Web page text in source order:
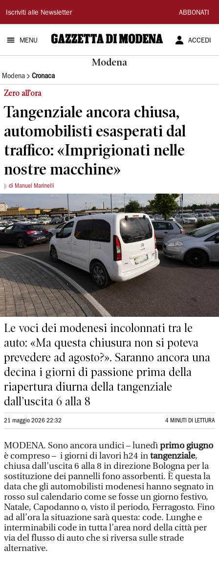
Gazzetta
di
Modena
Iscriviti alle Newsletter ABBONATI
MENU ACCEDI
Modena
Modena Cronaca
Zero all’ora
Tangenziale ancora chiusa,
automobilisti esasperati dal
traffico: «Imprigionati nelle
nostre macchine»
di Manuel Marinelli
Le voci dei modenesi incolonnati tra le
auto: «Ma questa chiusura non si poteva
prevedere ad agosto?». Saranno ancora una
decina i giorni di passione prima della
riapertura diurna della tangenziale
dall’uscita 6 alla 8
21 maggio 2026 22:32 4 MINUTI DI LETTURA
MODENA. Sono ancora undici – lunedìprimo giugno
è compreso – i giorni di lavori h24 intangenziale,
chiusa dall’uscita 6 alla 8 in direzione Bologna per la
sostituzione dei pannelli fono assorbenti. È questa la
data che gli automobilisti modenesi hanno segnato in
rosso sul calendario come se fosse un giorno festivo,
Natale, Capodanno o, visto il periodo, Ferragosto. Fino
ad all’ora la situazione sarà questa: code. Lunghe e
interminabili code in tutta l’area nord della città per
via del flusso di auto che si riversa sulle strade
alternative.